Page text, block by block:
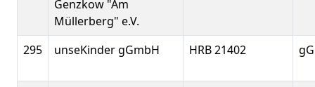
Genzkow "Am
Müllerberg" e.V.
295 unseKinder gGmbH HRB 21402